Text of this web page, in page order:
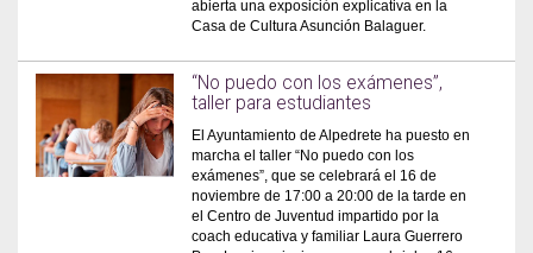
abierta una exposición explicativa en la
Casa de Cultura Asunción Balaguer.
“No puedo con los exámenes”,
taller para estudiantes
El Ayuntamiento de Alpedrete ha puesto en
marcha el taller “No puedo con los
exámenes”, que se celebrará el 16 de
noviembre de 17:00 a 20:00 de la tarde en
el Centro de Juventud impartido por la
coach educativa y familiar Laura Guerrero